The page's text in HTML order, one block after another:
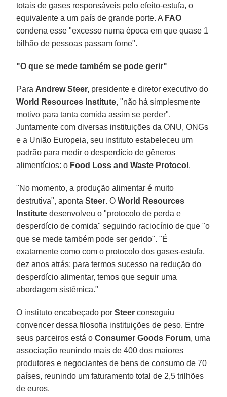
totais de gases responsáveis pelo efeito-estufa, o
equivalente a um país de grande porte. A FAO
condena esse "excesso numa época em que quase 1
bilhão de pessoas passam fome".
"O que se mede também se pode gerir"
Para Andrew Steer, presidente e diretor executivo do
World Resources Institute, "não há simplesmente
motivo para tanta comida assim se perder".
Juntamente com diversas instituições da ONU, ONGs
e a União Europeia, seu instituto estabeleceu um
padrão para medir o desperdício de gêneros
alimentícios: o Food Loss and Waste Protocol .
"No momento, a produção alimentar é muito
destrutiva", apontaSteer. OWorld Resources
Institute desenvolveu o "protocolo de perda e
desperdício de comida" seguindo raciocínio de que "o
que se mede também pode ser gerido". "É
exatamente como com o protocolo dos gases-estufa,
dez anos atrás: para termos sucesso na redução do
desperdício alimentar, temos que seguir uma
abordagem sistêmica."
O instituto encabeçado porSteer conseguiu
convencer dessa filosofia instituições de peso. Entre
seus parceiros está oConsumer Goods Forum, uma
associação reunindo mais de 400 dos maiores
produtores e negociantes de bens de consumo de 70
países, reunindo um faturamento total de 2,5 trilhões
de euros.